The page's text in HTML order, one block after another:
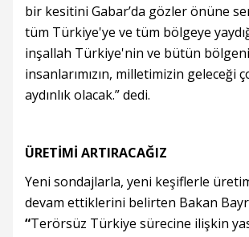
bir kesitini Gabar’da gözler önüne
tüm Türkiye'ye ve tüm bölgeye
inşallah Türkiye'nin ve bütün
insanlarımızın, milletimizin geleceği
aydınlık olacak.” dedi.
ÜRETİMİ ARTIRACAĞIZ
Yeni sondajlarla, yeni keşiflerle
devam ettiklerini belirten Bakan
“Terörsüz Türkiye sürecine ilişkin